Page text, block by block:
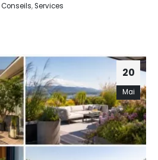
Conseils,Services
20
Mai